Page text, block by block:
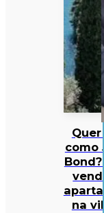
Quer
como
Bond?
na